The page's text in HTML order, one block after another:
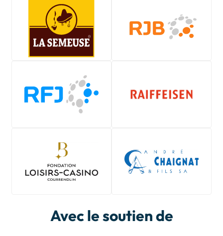
Avec le soutien de